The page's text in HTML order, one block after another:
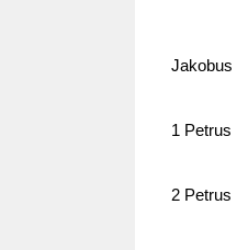
Jakobus
1 Petrus
2 Petrus